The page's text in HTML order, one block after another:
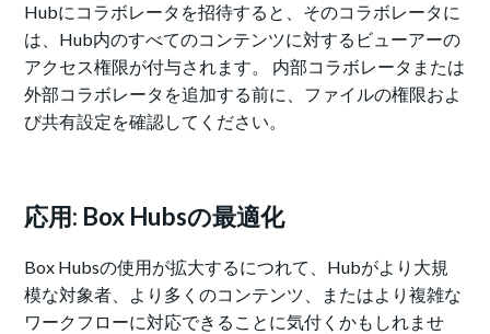
Hubにコラボレータを招待すると、そのコラボレータに
は、Hub内のすべてのコンテンツに対するビューアーの
アクセス権限が付与されます。 内部コラボレータまたは
外部コラボレータを追加する前に、ファイルの権限およ
び共有設定を確認してください。
応用: Box Hubsの最適化
Box Hubsの使用が拡大するにつれて、Hubがより大規
模な対象者、より多くのコンテンツ、またはより複雑な
ワークフローに対応できることに気付くかもしれませ